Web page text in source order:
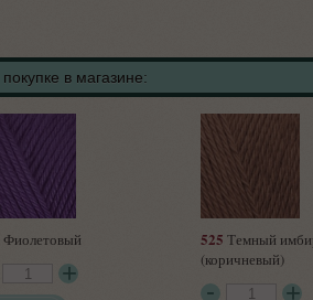
в магазине:
Фиолетовый 525 Темный
(коричневый)